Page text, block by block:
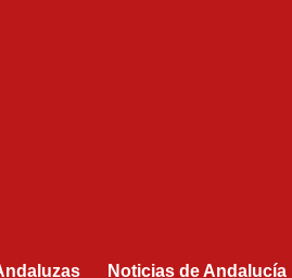
Noticias de Andalucía